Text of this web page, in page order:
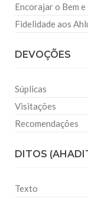
Encorajar o Bem
Fidelidade aos
DEVOÇÕES
Súplicas
Visitações
Recomendações
DITOS
Texto